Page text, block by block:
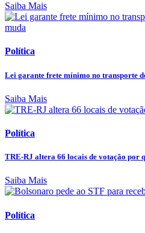
Saiba Mais
Política
Lei garante frete mínimo no transporte
Saiba Mais
Política
TRE-RJ altera 66 locais de votação por
Saiba Mais
Política